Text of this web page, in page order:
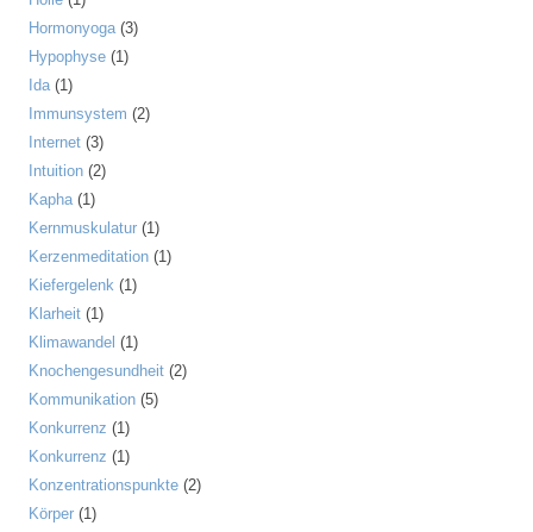
Hormonyoga(3)
Hypophyse (1)
Ida(1)
Immunsystem (2)
Internet (3)
Intuition (2)
Kapha(1)
Kernmuskulatur (1)
Kerzenmeditation (1)
Kiefergelenk (1)
Klarheit (1)
Klimawandel (1)
Knochengesundheit (2)
Kommunikation (5)
Konkurrenz (1)
Konkurrenz (1)
Konzentrationspunkte (2)
Körper (1)